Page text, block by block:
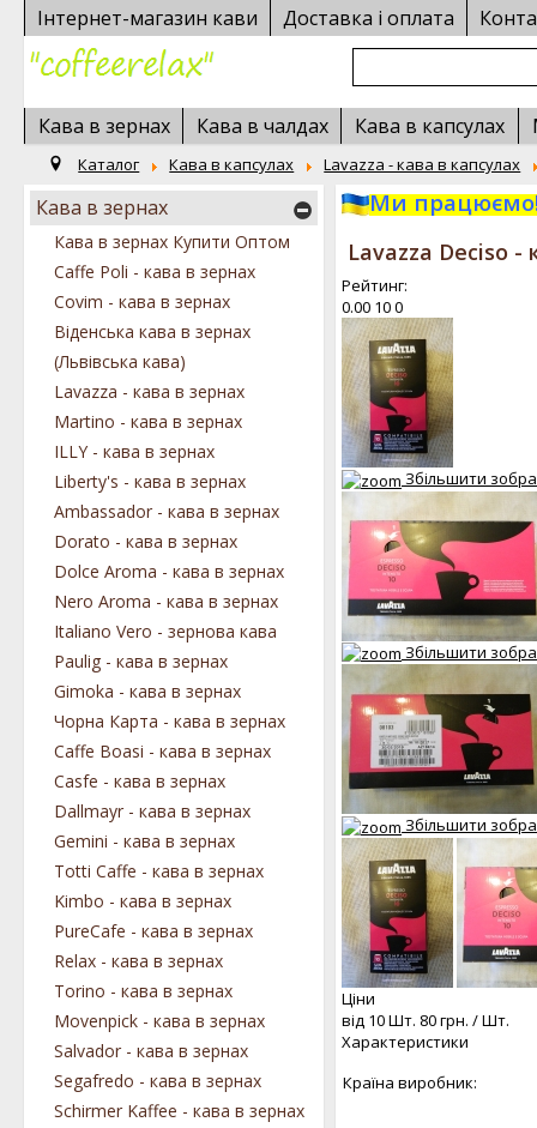
Інтернет-магазин кави Доставка і оплата
Кава в зернах Кава в чалдах Кава в капсулах
Каталог Кава в капсулах Lavazza - кава в капсулах
Ми працюємо!
Lavazza Deciso -
Рейтинг:
0.00 100
Збільшити
Збільшити
Збільшити
Ціни
від 10 Шт. 80 грн. / Шт.
Характеристики
Країна виробник:
Кава в зернах
Кава в зернах Купити Оптом
Caffe Poli - кава в зернах
Covim - кава в зернах
Віденська кава в зернах
(Львівська кава)
Lavazza - кава в зернах
Martino - кава в зернах
ILLY - кава в зернах
Liberty's - кава в зернах
Ambassador - кава в зернах
Dorato - кава в зернах
Dolce Aroma - кава в зернах
Nero Aroma - кава в зернах
Italiano Vero - зернова кава
Paulig - кава в зернах
Gimoka - кава в зернах
Чорна Карта - кава в зернах
Caffe Boasi - кава в зернах
Casfe - кава в зернах
Dallmayr - кава в зернах
Gemini - кава в зернах
Totti Caffe - кава в зернах
Kimbo - кава в зернах
PureCafe - кава в зернах
Relax - кава в зернах
Torino - кава в зернах
Movenpick - кава в зернах
Salvador - кава в зернах
Segafredo - кава в зернах
Schirmer Kaffee - кава в зернах